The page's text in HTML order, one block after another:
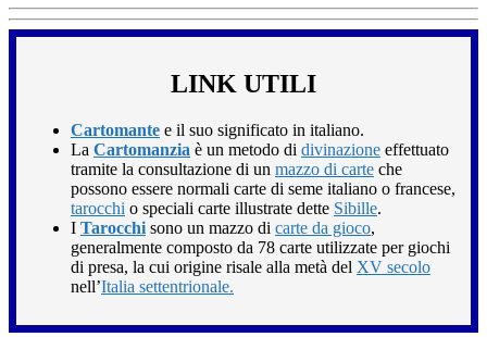
LINK UTILI
Cartomante e il suo significato in italiano.
La Cartomanzia è un metodo di divinazione effettuato
tramite la consultazione di un mazzo di carte che
possono essere normali carte di seme italiano o francese,
tarocchi o speciali carte illustrate dette Sibille.
I Tarocchi sono un mazzo di carte da gioco,
generalmente composto da 78 carte utilizzate per giochi
di presa, la cui origine risale alla metà del XV secolo
nell’Italia settentrionale.